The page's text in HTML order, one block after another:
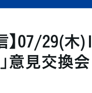
】07/29(木
意見交換会